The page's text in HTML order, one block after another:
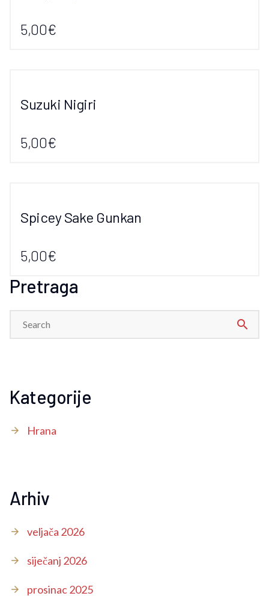
5,00€
Suzuki Nigiri
5,00€
Spicey Sake Gunkan
5,00€
Pretraga
search
Kategorije
Hrana
Arhiv
veljača 2026
siječanj 2026
prosinac 2025